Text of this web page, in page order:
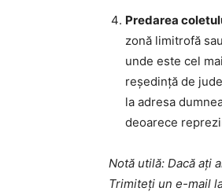
Predarea
zonă limitrofă
unde este cel
reședință de
la adresa
deoarece
Notă utilă: Dacă ați
Trimiteți un e-mail